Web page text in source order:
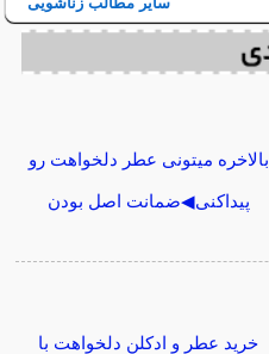
بالاخره میتونی عطر دلخواهت رو
پیداکنی◀ضمانت اصل بودن
خرید عطر و ادکلن دلخواهت با